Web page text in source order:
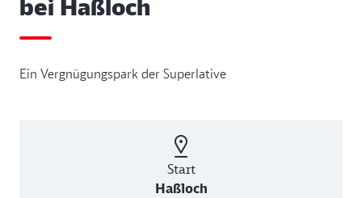
bei Haßloch
Ein Vergnügungspark der Superlative
Start
Haßloch